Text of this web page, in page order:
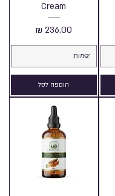
Cream
מחיר
הוספה לסל